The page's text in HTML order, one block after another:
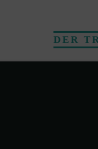
DER